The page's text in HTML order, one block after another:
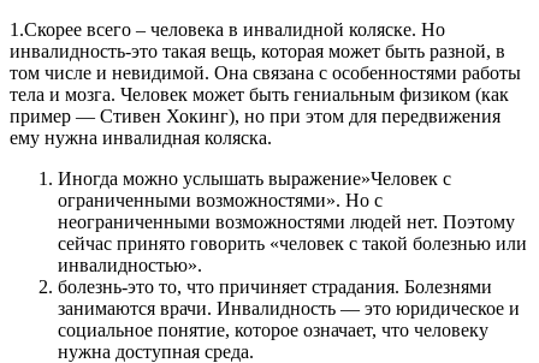
1.Скорее всего – человека в инвалидной коляске. Но
инвалидность-это такая вещь, которая может быть разной, в
том числе и невидимой. Она связана с особенностями работы
тела и мозга. Человек может быть гениальным физиком (как
пример — Стивен Хокинг), но при этом для передвижения
ему нужна инвалидная коляска.
Иногда можно услышать выражение»Человек с
ограниченными возможностями». Но с
неограниченными возможностями людей нет. Поэтому
сейчас принято говорить «человек с такой болезнью или
инвалидностью».
болезнь-это то, что причиняет страдания. Болезнями
занимаются врачи. Инвалидность — это юридическое и
социальное понятие, которое означает, что человеку
нужна доступная среда.